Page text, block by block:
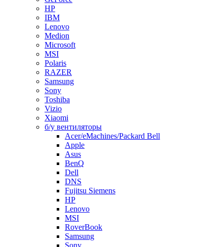
HP
IBM
Lenovo
Medion
Microsoft
MSI
Polaris
RAZER
Samsung
Sony
Toshiba
Vizio
Xiaomi
б/у вентиляторы
Acer/eMachines/Packard Bell
Apple
Asus
BenQ
Dell
DNS
Fujitsu Siemens
HP
Lenovo
MSI
RoverBook
Samsung
Sony